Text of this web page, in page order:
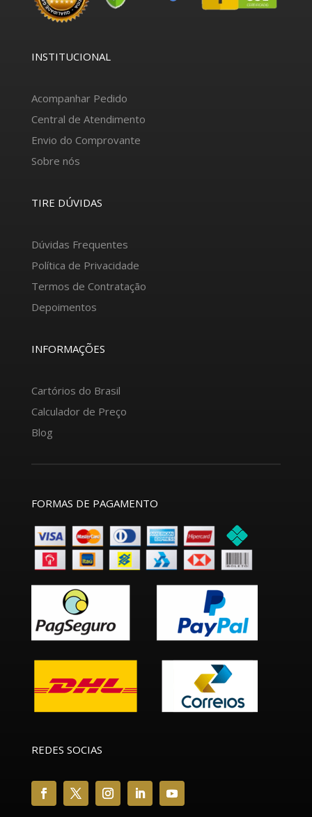
INSTITUCIONAL
Acompanhar Pedido
Central de Atendimento
Envio do Comprovante
Sobre nós
TIRE DÚVIDAS
Dúvidas Frequentes
Política de Privacidade
Termos de Contratação
Depoimentos
INFORMAÇÕES
Cartórios do Brasil
Calculador de Preço
Blog
FORMAS DE PAGAMENTO
REDES SOCIAS